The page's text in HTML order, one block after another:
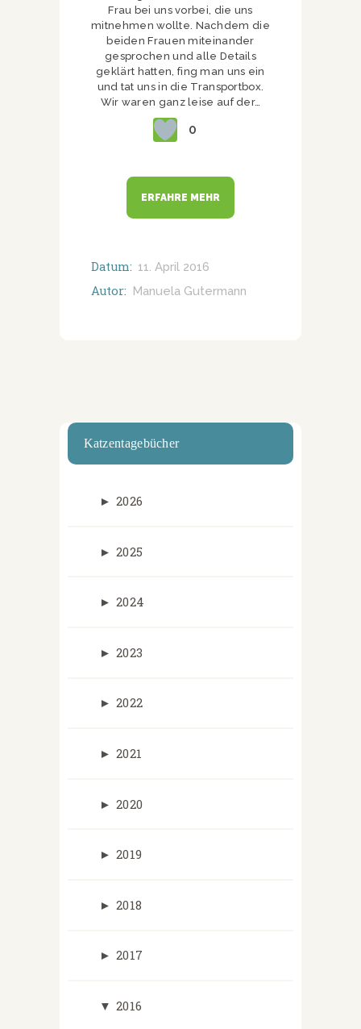
Frau bei uns vorbei, die uns
mitnehmen wollte. Nachdem die
beiden Frauen miteinander
gesprochen und alle Details
geklärt hatten, fing man uns ein
und tat uns in die Transportbox.
Wir waren ganz leise auf der…
0
ERFAHRE MEHR
Datum: 11. April 2016
Autor: Manuela Gutermann
Katzentagebücher
► 2026
► 2025
► 2024
► 2023
► 2022
► 2021
► 2020
► 2019
► 2018
► 2017
▼ 2016